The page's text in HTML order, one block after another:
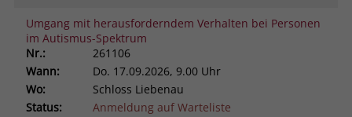
Umgang mit herausforderndem Verhalten bei Personen
im Autismus-Spektrum
Nr.:
261106
Wann:
Do. 17.09.2026, 9.00 Uhr
Wo:
Schloss Liebenau
Status:
Anmeldung auf Warteliste